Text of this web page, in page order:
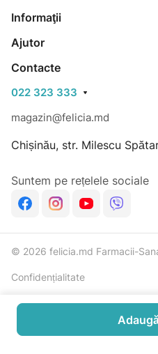
Informaţii
Ajutor
Contacte
022 323 333
magazin@felicia.md
Chișinău, str. Milescu
Suntem pe rețelele sociale
© 2026 felicia.md Farmacii-
Confidențialitate